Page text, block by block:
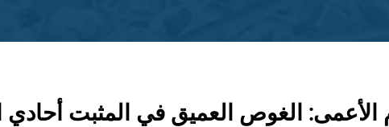
الأعمى: الغوص العميق في المثبت أحادي